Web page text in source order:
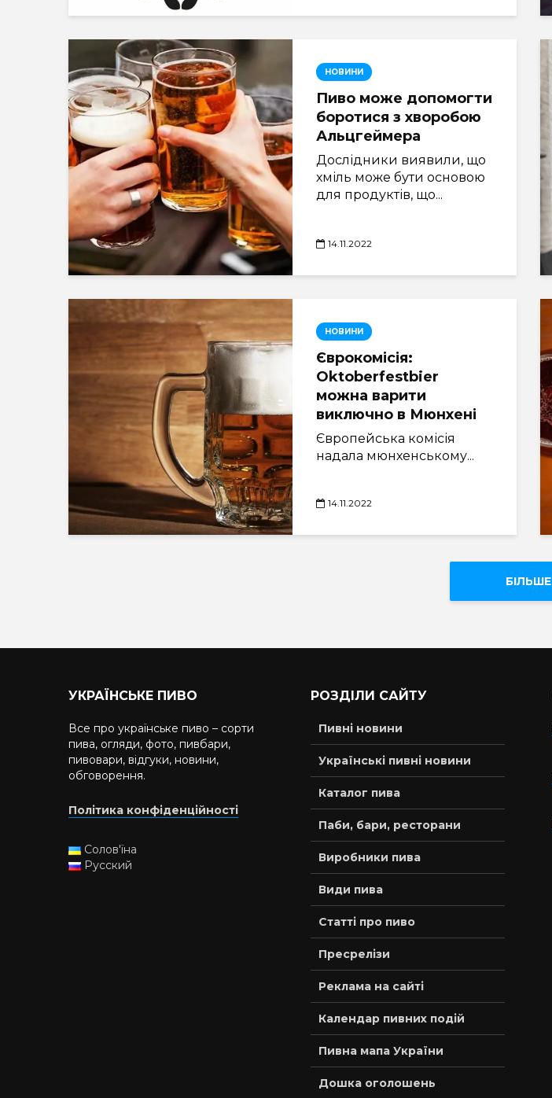
НОВИНИ
Пиво може допомогти
боротися з хворобою
Альцгеймера
Дослідники виявили, що
хміль може бути основою
для продуктів, що...
14.11.2022
НОВИНИ
Єврокомісія:
Oktoberfestbier
можна варити
виключно в Мюнхені
Європейська комісія
надала мюнхенському...
14.11.2022
БІЛЬШЕ
УКРАЇНСЬКЕ ПИВО
Все про українське пиво – сорти
пива, огляди, фото, пивбари,
пивовари, відгуки, новини,
обговорення.
Політика конфіденційності
Солов'їна
Русский
РОЗДІЛИ САЙТУ
Пивні новини
Українські пивні новини
Каталог пива
Паби, бари, ресторани
Виробники пива
Види пива
Статті про пиво
Пресрелізи
Реклама на сайті
Календар пивних подій
Пивна мапа України
Дошка оголошень